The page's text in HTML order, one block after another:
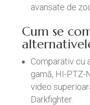
avansate de
Cum se
Comparativ cu
gamă, HI-PTZ-
video
Darkfighter.